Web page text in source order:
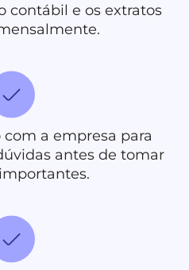
contábil e os extratos
a empresa para
antes de tomar